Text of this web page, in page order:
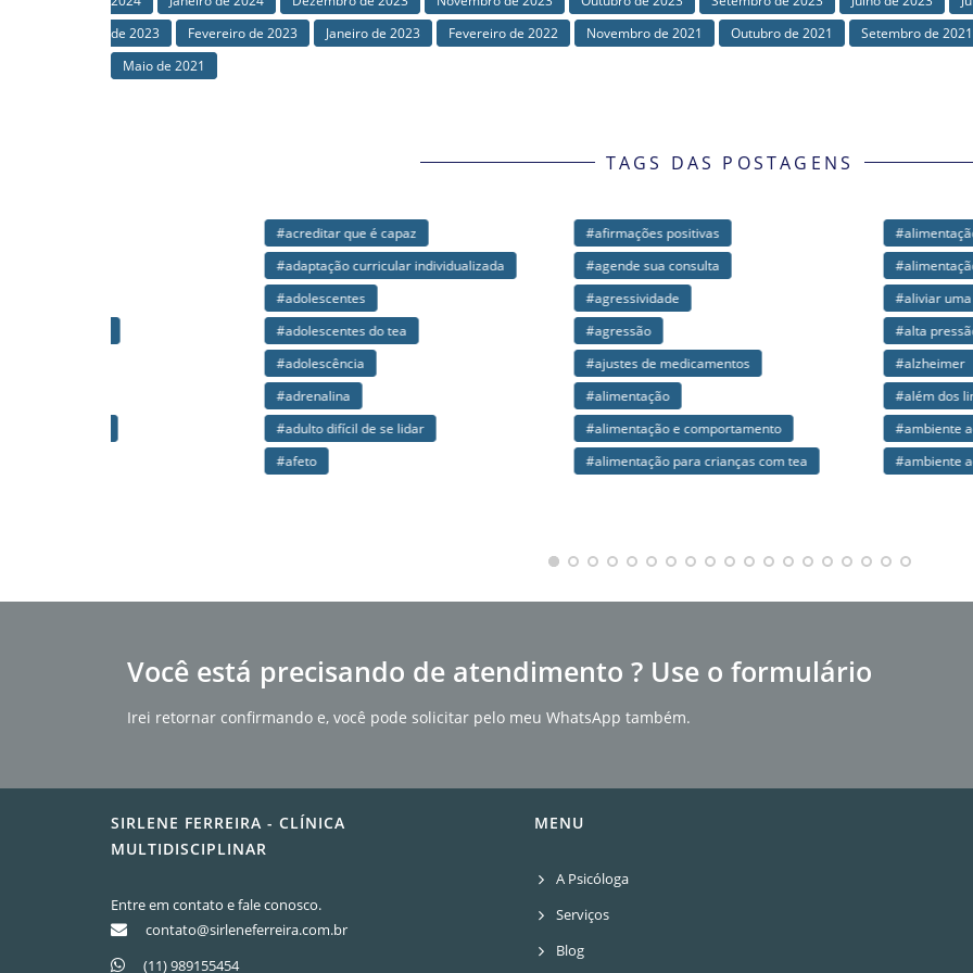
de 2023
Fevereiro de 2023 Janeiro de 2023 Fevereiro de 2022 Novembro de 2021 Outubro de 2021 Setembro de 2021
Maio de 2021
TAGS DAS POSTAGENS
#acreditar que é capaz
#adaptação curricular individualizada
#adulto difícil de se lidar
#agende sua consulta
#ajustes de medicamentos
#alimentação e comportamento
#alimentação para crianças com tea
#alimentação seletiva do tea
#aliviar uma grande falta
#ambiente acolhedor
#ambiente acolhedor para o
Você está precisando de atendimento ? Use o formulário
Irei retornar confirmando e, você pode solicitar pelo meu WhatsApp também.
SIRLENE FERREIRA - CLÍNICA
MULTIDISCIPLINAR
Entre em contato e fale conosco.
contato@sirleneferreira.com.br
(11) 989155454
MENU
A Psicóloga
Serviços
Blog